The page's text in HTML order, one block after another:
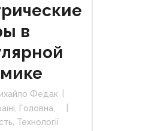
в
Федак
, Головна,
, Технології